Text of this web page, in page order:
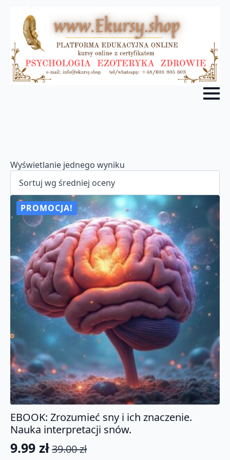
Wyświetlanie jednego wyniku
PROMOCJA!
EBOOK: Zrozumieć sny i ich znaczenie.
Nauka interpretacji snów.
39.00zł
Pierwotna
9.99 zł
Aktualna